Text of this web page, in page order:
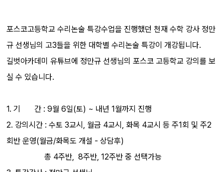
포스코고등학교 수리논술 특강수업을 진행했던 천재 수학 강사 정만
규 선생님의 고3들을 위한 대학별 수리논술 특강이 개강됩니다.
길벗아카데미 유튜브에 정만규 선생님의 포스코 고등학교 강의를 보
실 수 있습니다.
1. 기 간 : 9월 6일(토) ~ 내년 1월까지 진행
2. 강의시간 : 수토 3교시, 월금 4교시, 화목 4교시 등 주1회 및 주2
회반 운영(월금/화목도 개설 - 상담후)
총 4주반, 8주반, 12주반 중 선택가능